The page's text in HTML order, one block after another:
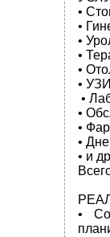
•
•
•
•
•
•
•
•
•
•
• и
•